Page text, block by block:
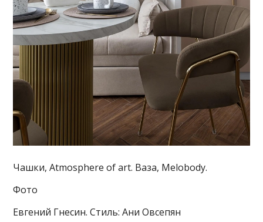
Чашки, Atmosphere of art. Ваза, Melobody.
Фото
Евгений Гнесин. Стиль: Ани Овсепян